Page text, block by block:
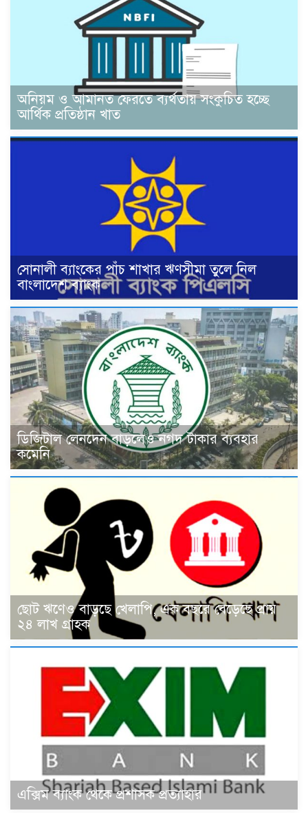
অনিয়ম ও আমানত ফেরতে ব্যর্থতায় সংকুচিত হচ্ছে
আর্থিক প্রতিষ্ঠান খাত
সোনালী ব্যাংকের পাঁচ শাখার ঋণসীমা তুলে নিল
বাংলাদেশ ব্যাংক
ডিজিটাল লেনদেন বাড়লেও নগদ টাকার ব্যবহার
কমেনি
ছোট ঋণেও বাড়ছে খেলাপি, এক বছরে বেড়েছে প্রায়
২৪ লাখ গ্রাহক
এক্সিম ব্যাংক থেকে প্রশাসক প্রত্যাহার